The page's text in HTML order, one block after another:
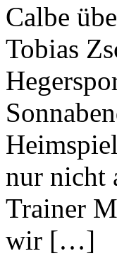
Calbe
Tobias
nur nicht
Trainer
wir […]